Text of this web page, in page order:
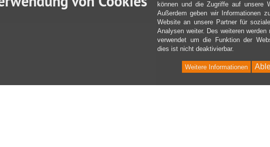
können und die Zugriffe auf unsere
Außerdem geben wir Informationen
Website an unsere Partner für
Analysen weiter. Des weiteren
verwendet um die Funktion der
dies ist nicht deaktivierbar.
Weitere Informationen